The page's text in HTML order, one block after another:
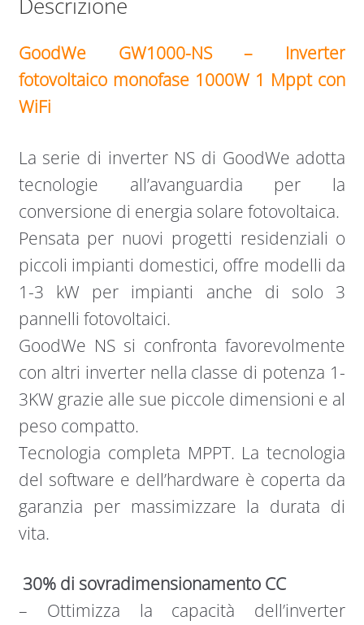
Descrizione
GoodWe GW1000-NS – Inverter
fotovoltaico monofase 1000W 1 Mppt con
WiFi
La serie di inverter NS di GoodWe adotta
tecnologie all’avanguardia per la
conversione di energia solare fotovoltaica.
Pensata per nuovi progetti residenziali o
piccoli impianti domestici, offre modelli da
1-3 kW per impianti anche di solo 3
pannelli fotovoltaici.
GoodWe NS si confronta favorevolmente
con altri inverter nella classe di potenza 1-
3KW grazie alle sue piccole dimensioni e al
peso compatto.
Tecnologia completa MPPT. La tecnologia
del software e dell’hardware è coperta da
garanzia per massimizzare la durata di
vita.
30% di sovradimensionamento CC
– Ottimizza la capacità dell’inverter